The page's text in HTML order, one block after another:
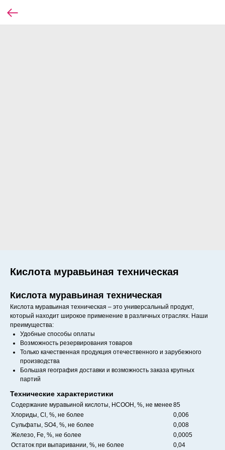
Кислота муравьиная техническая
Кислота муравьиная техническая
Кислота муравьиная техническая – это универсальный продукт,
который находит широкое применение в различных отраслях. Наши
преимущества:
Удобные способы оплаты
Возможность резервирования товаров
Только качественная продукция отечественного и зарубежного
производства
Большая география доставки и возможность заказа крупных
партий
Технические характеристики
Содержание муравьиной кислоты, HCOOH, %, не менее 85
Хлориды, Cl, %, не более
0,006
Сульфаты, SO4, %, не более
0,008
Железо, Fe, %, не более
0,0005
Остаток при выпаривании, %, не более
0,04